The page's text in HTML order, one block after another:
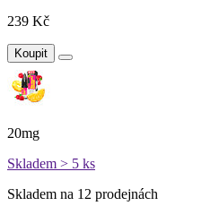
239 Kč
Koupit
20mg
Skladem > 5 ks
Skladem na 12 prodejnách